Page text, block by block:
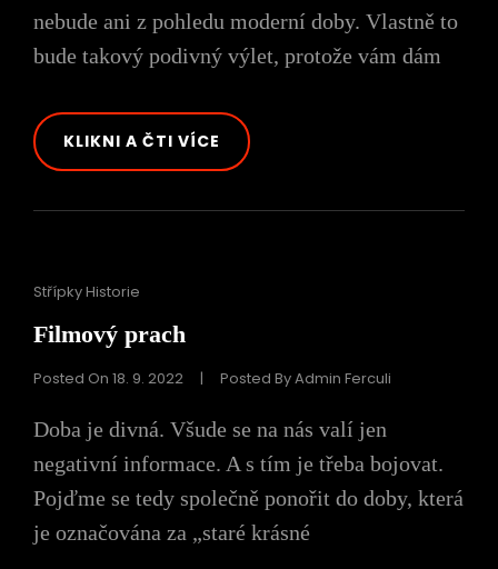
nebude ani z pohledu moderní doby. Vlastně to
bude takový podivný výlet, protože vám dám
KLIKNI A ČTI VÍCE ZIMA
JE
Cat
Střípky Historie
Filmový prach
Posted On 18. 9. 2022 | Posted ByAdmin Ferculi
Doba je divná. Všude se na nás valí jen
negativní informace. A s tím je třeba bojovat.
Pojďme se tedy společně ponořit do doby, která
je označována za „staré krásné